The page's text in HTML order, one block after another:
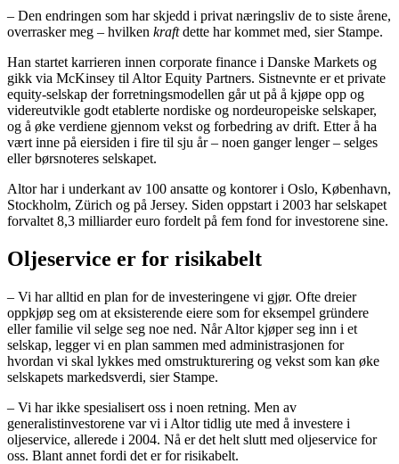
– Den endringen som har skjedd i privat næringsliv de to siste årene,
overrasker meg – hvilken kraftdette har kommet med, sier Stampe.
Han startet karrieren innen corporate finance i Danske Markets og
gikk via McKinsey til Altor Equity Partners. Sistnevnte er et private
equity-selskap der forretningsmodellen går ut på å kjøpe opp og
videreutvikle godt etablerte nordiske og nordeuropeiske selskaper,
og å øke verdiene gjennom vekst og forbedring av drift. Etter å ha
vært inne på eiersiden i fire til sju år – noen ganger lenger – selges
eller børsnoteres selskapet.
Altor har i underkant av 100 ansatte og kontorer i Oslo, København,
Stockholm, Zürich og på Jersey. Siden oppstart i 2003 har selskapet
forvaltet 8,3 milliarder euro fordelt på fem fond for investorene sine.
Oljeservice er for risikabelt
– Vi har alltid en plan for de investeringene vi gjør. Ofte dreier
oppkjøp seg om at eksisterende eiere som for eksempel gründere
eller familie vil selge seg noe ned. Når Altor kjøper seg inn i et
selskap, legger vi en plan sammen med administrasjonen for
hvordan vi skal lykkes med omstrukturering og vekst som kan øke
selskapets markedsverdi, sier Stampe.
– Vi har ikke spesialisert oss i noen retning. Men av
generalistinvestorene var vi i Altor tidlig ute med å investere i
oljeservice, allerede i 2004. Nå er det helt slutt med oljeservice for
oss. Blant annet fordi det er for risikabelt.